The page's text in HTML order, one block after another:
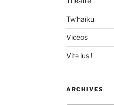
Tw'haïku
Vidéos
Vite lus !
ARCHIVES